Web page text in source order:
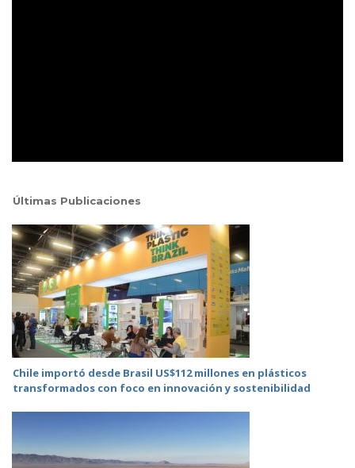
Últimas Publicaciones
Chile importó desde Brasil US$112 millones en plásticos
transformados con foco en innovación y sostenibilidad